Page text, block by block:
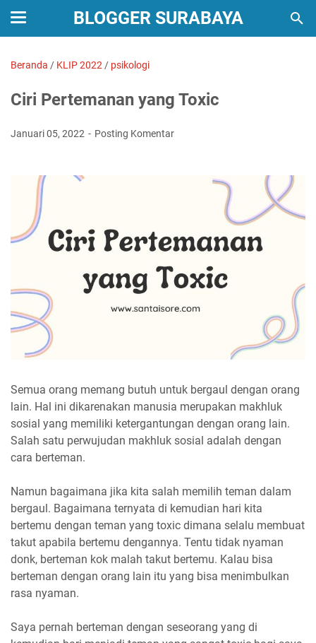
BLOGGER SURABAYA
Beranda / KLIP 2022 / psikologi
Ciri Pertemanan yang Toxic
Januari 05, 2022 Posting Komentar
Semua orang memang butuh untuk bergaul dengan orang
lain. Hal ini dikarenakan manusia merupakan makhluk
sosial yang memiliki ketergantungan dengan orang lain.
Salah satu perwujudan makhluk sosial adalah dengan
cara berteman.
Namun bagaimana jika kita salah memilih teman dalam
bergaul. Bagaimana ternyata di kemudian hari kita
bertemu dengan teman yang toxic dimana selalu membuat
takut apabila bertemu dengannya. Tentu tidak nyaman
donk, berteman kok malah takut bertemu. Kalau bisa
berteman dengan orang lain itu yang bisa menimbulkan
rasa nyaman.
Saya pernah berteman dengan seseorang yang di